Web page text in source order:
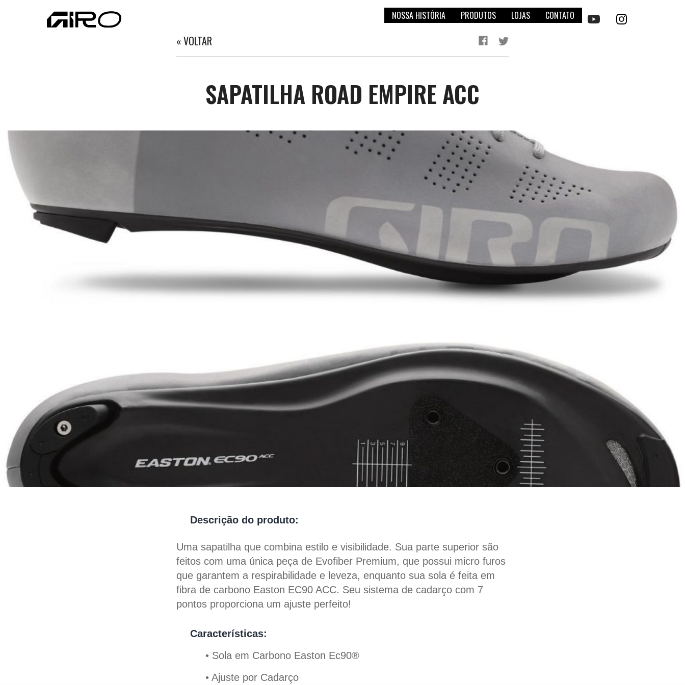
NOSSA HISTÓRIA PRODUTOS LOJAS CONTATO
« VOLTAR
SAPATILHA ROAD EMPIRE ACC
Descrição do produto:
Uma sapatilha que combina estilo e visibilidade. Sua parte superior são
feitos com uma única peça de Evofiber Premium, que possui micro furos
que garantem a respirabilidade e leveza, enquanto sua sola é feita em
fibra de carbono Easton EC90 ACC. Seu sistema de cadarço com 7
pontos proporciona um ajuste perfeito!
Características:
• Sola em Carbono Easton Ec90®
• Ajuste por Cadarço